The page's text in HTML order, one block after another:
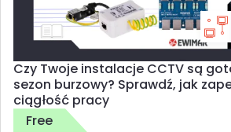
Czy Twoje instalacje CCTV są
sezon burzowy? Sprawdź, jak
ciągłość pracy
Free